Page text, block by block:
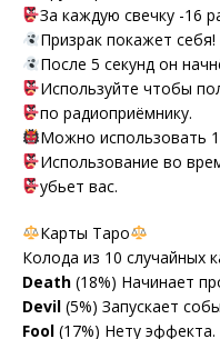
За каждую свечку -16
Призрак покажет
После 5 секунд он
Используйте чтобы
по радиоприёмнику.
Можно использовать 1
Использование во
убьет вас.
Карты Таро
Колода из 10 случайных
Death (18%) Начинает
Devil (5%) Запускает
Fool (17%) Нету эффекта.